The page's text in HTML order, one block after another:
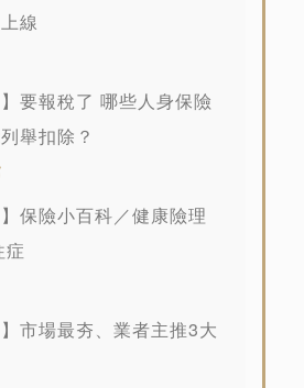
線
】要報稅了 哪些人身保險
舉扣除？
】保險小百科／健康險理
症
】市場最夯、業者主推3大